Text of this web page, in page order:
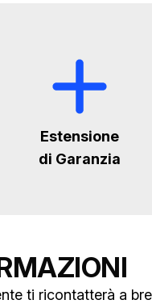
Estensione
di Garanzia
ti ricontatterà a